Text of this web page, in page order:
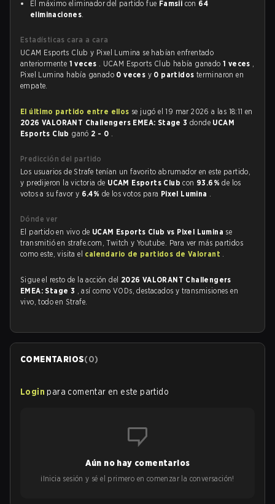
El máximo eliminador del partido fue Famsii con 64
eliminaciones.
Estadísticas cara a cara
UCAM Esports Club y Pixel Lumina se habían enfrentado
anteriormente 1 veces . UCAM Esports Club había ganado1 veces ,
Pixel Lumina había ganado 0 veces y 0 partidos terminaron en
empate.
El último partido entre ellos se jugó el 19 mar 2026 a las 18:11 en
2026 VALORANT Challengers EMEA: Stage 3 donde UCAM
Esports Club ganó 2 - 0 .
Predicción del partido
Los usuarios de Strafe tenían un favorito abrumador en este partido,
y predijeron la victoria de UCAM Esports Clubcon 93.6%de los
votos a su favor y 6.4% de los votos para Pixel Lumina .
Dónde ver
El partido en vivo de UCAM Esports Club vs Pixel Lumina se
transmitió en strafe.com, Twitch y Youtube. Para ver más partidos
como este, visita el calendario de partidos de Valorant .
Sigue el resto de la acción del 2026 VALORANT Challengers
EMEA: Stage 3 , así como VODs, destacados y transmisiones en
vivo, todo en Strafe.
COMENTARIOS(0)
Login para comentar en este partido
Aún no hay comentarios
¡Inicia sesión y sé el primero en comenzar la conversación!